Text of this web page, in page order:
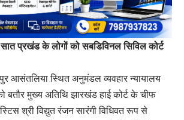
प्रखंड के लोगों को सबडिविनल सिविल कोर्ट
आसंतलिया स्थित अनुमंडल व्यवहार न्यायालय
बतौर मुख्य अतिथि झारखंड हाई कोर्ट के चीफ
श्री विद्युत रंजन सारंगी विधिवत रूप से